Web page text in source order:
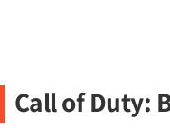
Call of Duty: